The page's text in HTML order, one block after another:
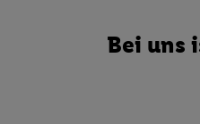
Bei uns